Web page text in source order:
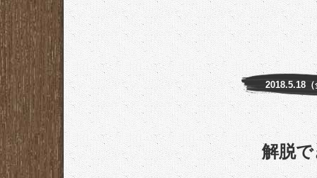
2018.5.18（
解脱